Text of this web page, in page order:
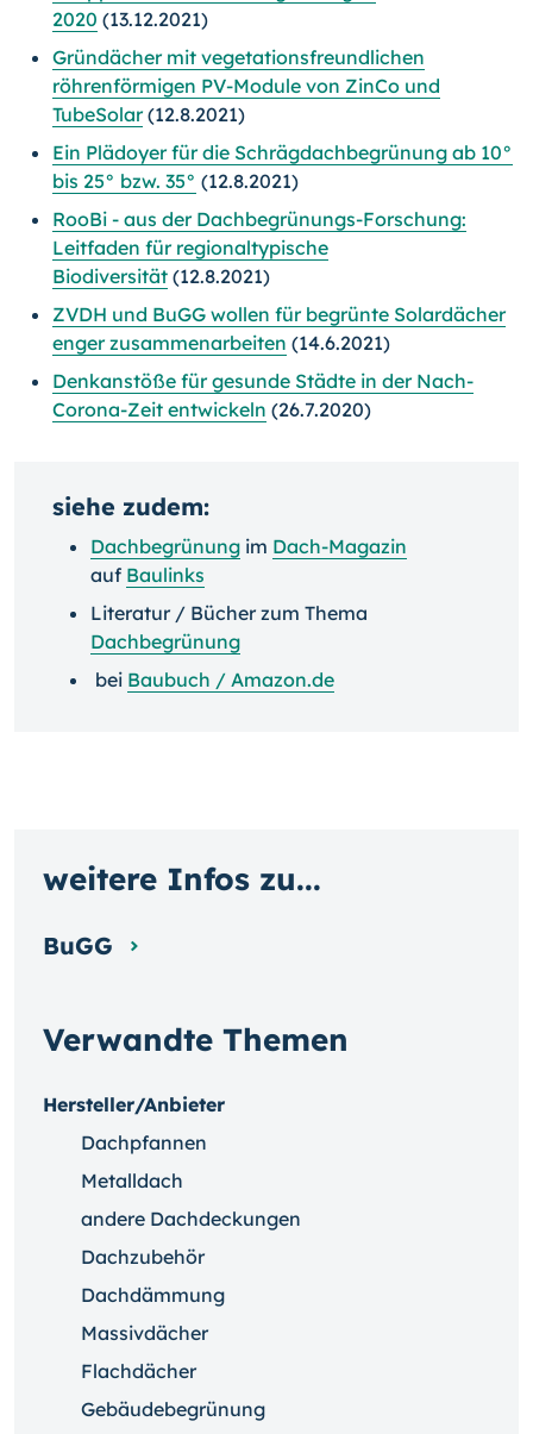
2020 (13.12.2021)
Gründächer mit vegetationsfreundlichen
röhrenförmigen PV-Module von ZinCo und
TubeSolar(12.8.2021)
Ein Plädoyer für die Schrägdachbegrünung ab 10°
bis 25° bzw. 35° (12.8.2021)
RooBi - aus der Dachbegrünungs-Forschung:
Leitfaden für regionaltypische
Biodiversität (12.8.2021)
ZVDH und BuGG wollen für begrünte Solardächer
enger zusammenarbeiten (14.6.2021)
Denkanstöße für gesunde Städte in der Nach-
Corona-Zeit entwickeln (26.7.2020)
siehe zudem:
Dachbegrünung im Dach-Magazin
auf Baulinks
Literatur / Bücher zum Thema
Dachbegrünung
bei Baubuch / Amazon.de
Verwandte Themen
Hersteller/Anbieter
Dachpfannen
Metalldach
andere Dachdeckungen
Dachzubehör
Dachdämmung
Massivdächer
Flachdächer
Gebäudebegrünung
weitere Infos zu...
BuGG